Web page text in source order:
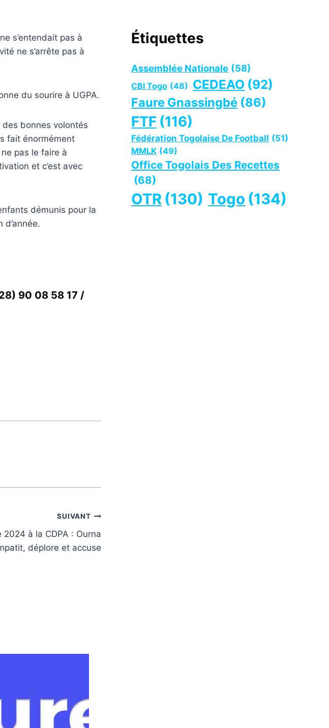
s’entendait pas à
ne s’arrête pas à
du sourire à UGPA.
des bonnes volontés
fait énormément
pas le faire à
et c’est avec
démunis pour la
90 08 58 17 /
SUIVANT
à la CDPA : Ourna
déplore et accuse
Étiquettes
Assemblée Nationale (58)
CBI Togo (48) CEDEAO (92)
Faure Gnassingbé (86)
FTF (116)
Fédération Togolaise De Football (51)
MMLK (49)
Office Togolais Des Recettes
(68)
OTR (130) Togo (134)